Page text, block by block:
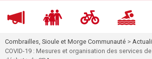
Combrailles, Sioule et Morge Communauté >
COVID-19 : Mesures et organisation des services